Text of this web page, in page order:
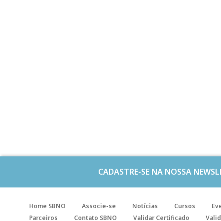
CADASTRE-SE NA NOSSA
Home SBNO Associe-se Notícias Cursos
Parceiros
Contato SBNO Validar Certificado